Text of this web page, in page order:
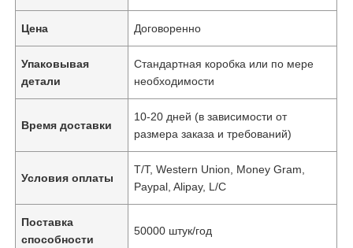
Цена Договоренно
Упаковывая
детали
Стандартная коробка или по мере
необходимости
Время доставки
10-20 дней (в зависимости от
размера заказа и требований)
Условия оплаты
T/T, Western Union, Money Gram,
Paypal, Alipay, L/C
Поставка
способности
50000 штук/год